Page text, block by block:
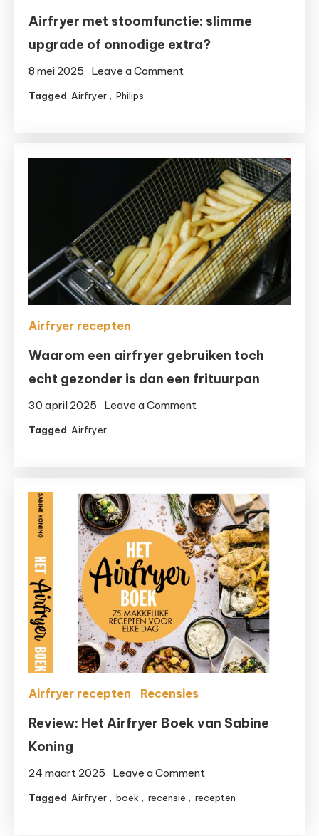
Airfryer met stoomfunctie: slimme
upgrade of onnodige extra?
8 mei 2025 Leave a Comment
upgrade
of
onnodige
extra?
Tagged Airfryer , Philips
Airfryer recepten
Waarom een airfryer gebruiken toch
echt gezonder is dan een frituurpan
30 april 2025 Leave a Comment
toch
echt
gezonder
is
dan
een
frituurpan
Tagged Airfryer
Airfryer recepten Recensies
Review: Het Airfryer Boek van Sabine
Koning
24 maart 2025 Leave a Comment
Review:
Tagged Airfryer , boek , recensie , recepten